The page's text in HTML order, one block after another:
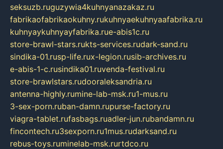
seksuzb.ruguzywia4kuhnyanazakaz.ru
fabrikaofabrikaokuhny.rukuhnyaekuhnyaafabrika.ru
kuhnyaykuhnyayfabrika.rue-abis1c.ru
store-brawl-stars.rukts-services.rudark-sand.ru
sindika-01.rusp-life.rux-legion.rusib-archives.ru
e-abis-1-c.rusindika01.ruvenda-festival.ru
store-brawlstars.rudooraleksandria.ru
antenna-highly.rumine-lab-msk.ru1-mus.ru
3-sex-porn.ruban-damn.rupurse-factory.ru
viagra-tablet.rufasbags.ruadler-jun.rubandamn.ru
fincontech.ru3sexporn.ru1mus.rudarksand.ru
rebus-toys.ruminelab-msk.rurtdco.ru